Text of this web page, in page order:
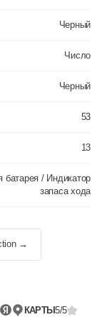
Черный
Число
Черный
53
13
батарея / Индикатор
запаса хода
→
КАРТЫ5/5